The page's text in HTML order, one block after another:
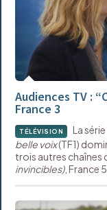
Audiences TV :
France 3
TÉLÉVISION La
belle voix(TF1)
trois autres chaînes
invincibles), France 5